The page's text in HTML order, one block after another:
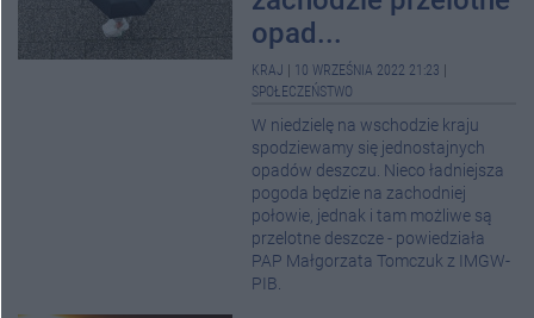
opad...
KRAJ 10 WRZEŚNIA 2022 21:23
SPOŁECZEŃSTWO
W niedzielę na wschodzie kraju
spodziewamy się jednostajnych
opadów deszczu. Nieco ładniejsza
pogoda będzie na zachodniej
połowie, jednak i tam możliwe są
przelotne deszcze - powiedziała
PAP Małgorzata Tomczuk z IMGW-
PIB.